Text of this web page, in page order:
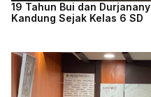
19 Tahun Bui dan
Kandung Sejak Kelas 6 SD